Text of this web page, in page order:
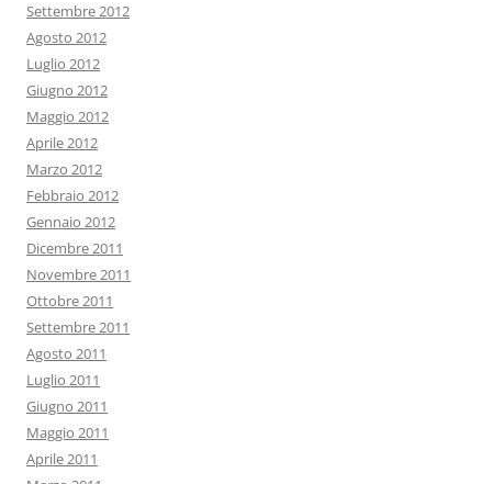
Settembre 2012
Agosto 2012
Luglio 2012
Giugno 2012
Maggio 2012
Aprile 2012
Marzo 2012
Febbraio 2012
Gennaio 2012
Dicembre 2011
Novembre 2011
Ottobre 2011
Settembre 2011
Agosto 2011
Luglio 2011
Giugno 2011
Maggio 2011
Aprile 2011